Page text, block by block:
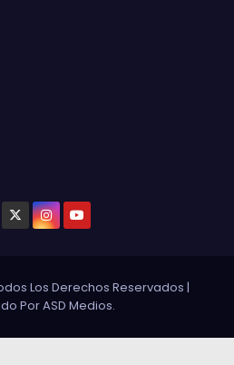
Los Derechos Reservados |
PorASD Medios.